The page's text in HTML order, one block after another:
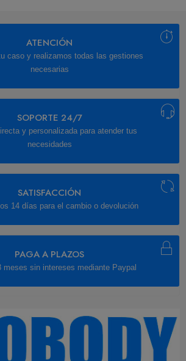
ATENCIÓN
caso y realizamos todas las gestiones
necesarias
SOPORTE 24/7
y personalizada para atender tus
necesidades
SATISFACCIÓN
14 días para el cambio o devolución
PAGA A PLAZOS
meses sin intereses mediante Paypal